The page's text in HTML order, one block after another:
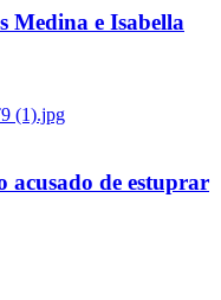
Medina e Isabella
acusado de estuprar